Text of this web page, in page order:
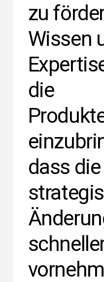
zu
Wissen
die
dass